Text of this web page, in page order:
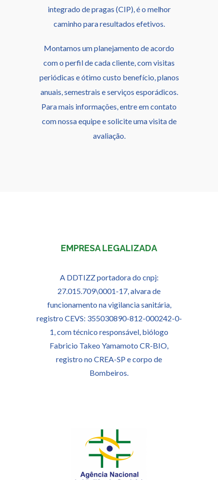
integrado de pragas (CIP), é o melhor
caminho para resultados efetivos.
Montamos um planejamento de acordo
com o perfil de cada cliente, com visitas
periódicas e ótimo custo benefício, planos
anuais, semestrais e serviços esporádicos.
Para mais informações, entre em contato
com nossa equipe e solicite uma visita de
avaliação.
EMPRESA LEGALIZADA
A DDTIZZ portadora do cnpj:
27.015.709\0001-17, alvara de
funcionamento na vigilancia sanitária,
registro CEVS: 355030890-812-000242-0-
1, com técnico responsável, biólogo
Fabricio Takeo Yamamoto CR-BIO,
registro no CREA-SP e corpo de
Bombeiros.